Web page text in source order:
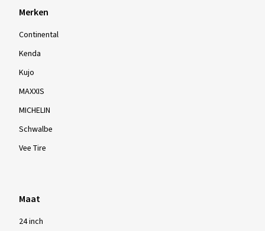
Merken
Continental
Kenda
Kujo
MAXXIS
MICHELIN
Schwalbe
Vee Tire
Maat
24 inch